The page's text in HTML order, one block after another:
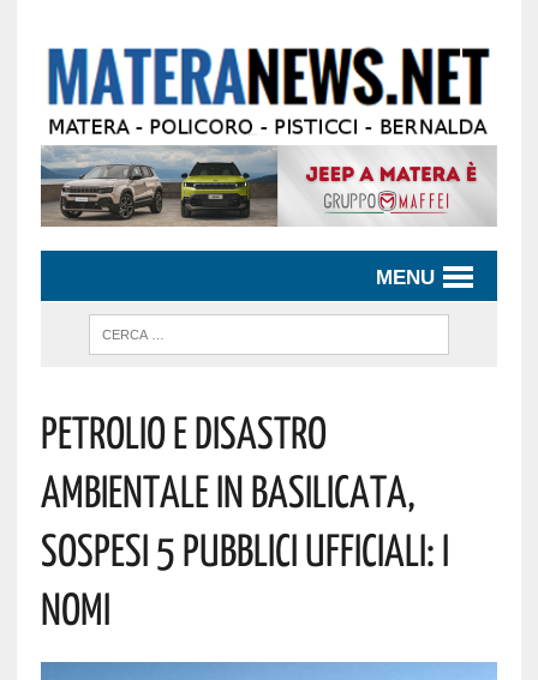
MENU
Petrolio E Disastro
Ambientale In Basilicata,
Sospesi 5 Pubblici Ufficiali: I
Nomi